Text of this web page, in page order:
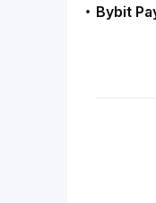
Bybit